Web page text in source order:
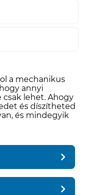
a mechanikus
annyi
csak lehet. Ahogy
és díszítheted
és mindegyik